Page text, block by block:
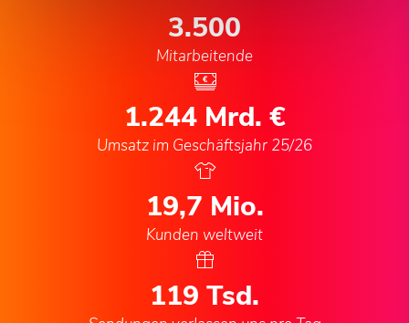
3.500
Mitarbeitende
1.244 Mrd. €
Umsatz im Geschäftsjahr 25/26
20,6 Mio.
Kunden weltweit
125 Tsd.